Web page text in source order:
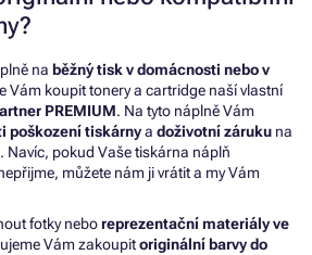
na běžný tisk v domácnosti nebo v
Vám koupit tonery a cartridge naší vlastní
PREMIUM. Na tyto náplně Vám
poškození tiskárnya doživotní záruku na
Navíc, pokud Vaše tiskárna náplň
můžete nám ji vrátit a my Vám
fotky neboreprezentační materiály ve
Vám zakoupitoriginální barvy do